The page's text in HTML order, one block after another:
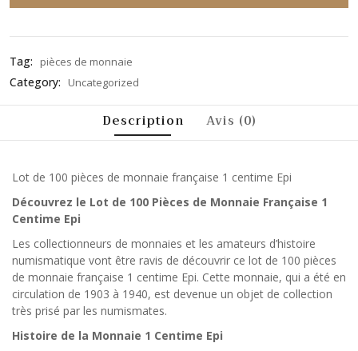
Tag: pièces de monnaie
Category: Uncategorized
Description Avis (0)
Lot de 100 pièces de monnaie française 1 centime Epi
Découvrez le Lot de 100 Pièces de Monnaie Française 1
Centime Epi
Les collectionneurs de monnaies et les amateurs d’histoire
numismatique vont être ravis de découvrir ce lot de 100 pièces
de monnaie française 1 centime Epi. Cette monnaie, qui a été en
circulation de 1903 à 1940, est devenue un objet de collection
très prisé par les numismates.
Histoire de la Monnaie 1 Centime Epi